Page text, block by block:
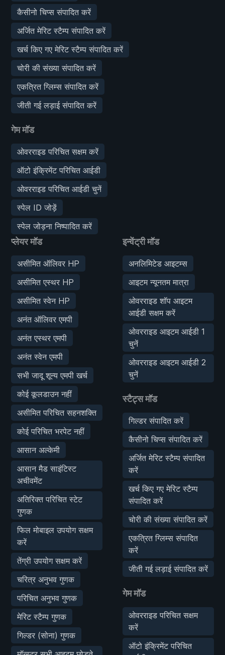
कैसीनो चिप्स संपादित करें
अर्जित मेरिट स्टैम्प संपादित करें
खर्च किए गए मेरिट स्टैम्प संपादित करें
चोरी की संख्या संपादित करें
एकत्रित ग्लिम्स संपादित करें
जीती गई लड़ाई संपादित करें
गेम मॉड
ओवरराइड परिचित सक्षम करें
ऑटो इंक्रिमेंट परिचित आईडी
ओवरराइड परिचित आईडी चुनें
स्पेल ID जोड़ें
स्पेल जोड़ना निष्पादित करें
प्लेयर मॉड
असीमित ऑलिवर HP
असीमित एस्थर HP
असीमित स्वेन HP
अनंत ऑलिवर एमपी
अनंत एस्थर एमपी
अनंत स्वेन एमपी
सभी जादू शून्य एमपी खर्च
कोई कूलडाउन नहीं
असीमित परिचित सहनशक्ति
कोई परिचित भरपेट नहीं
आसान अल्केमी
आसान मैड साइंटिस्ट
अचीवमेंट
अतिरिक्त परिचित स्टेट
गुणक
फिल मोबाइल उपयोग सक्षम
करें
तेंग्री उपयोग सक्षम करें
चरित्र अनुभव गुणक
परिचित अनुभव गुणक
मेरिट स्टैम्प गुणक
गिल्डर (सोना) गुणक
इन्वेंट्री मॉड
अनलिमिटेड आइटम्स
आइटम न्यूनतम मात्रा
ओवरराइड शॉप आइटम
आईडी सक्षम करें
ओवरराइड आइटम आईडी 1
चुनें
ओवरराइड आइटम आईडी 2
चुनें
स्टैट्स मॉड
गिल्डर संपादित करें
कैसीनो चिप्स संपादित करें
अर्जित मेरिट स्टैम्प संपादित
करें
खर्च किए गए मेरिट स्टैम्प
संपादित करें
चोरी की संख्या संपादित करें
एकत्रित ग्लिम्स संपादित
करें
जीती गई लड़ाई संपादित करें
गेम मॉड
ओवरराइड परिचित सक्षम
करें
ऑटो इंक्रिमेंट परिचित